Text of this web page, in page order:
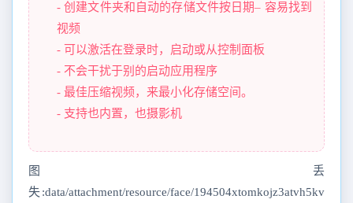
- 创建文件夹和自动的存储文件按日期– 容易找到
视频
- 可以激活在登录时，启动或从控制面板
- 不会干扰于别的启动应用程序
- 最佳压缩视频，来最小化存储空间。
- 支持也内置，也摄影机
图丢
失:data/attachment/resource/face/194504xtomkojz3atvh5kv